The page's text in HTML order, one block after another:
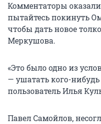
Комментаторы
пытайтесь покинуть
чтобы дать новое
Меркушова.
«Это было одно из
— ушатать кого-
пользователь Илья
Павел Самойлов,